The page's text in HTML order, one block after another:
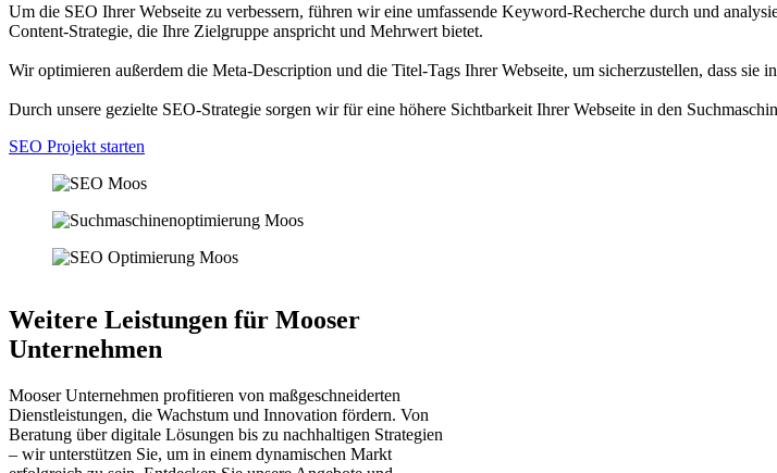
Um die SEO Ihrer Webseite zu verbessern, führen wir eine umfassende Keyword-Recherche durch und
Content-Strategie, die Ihre Zielgruppe anspricht und Mehrwert bietet.
Wir optimieren außerdem die Meta-Description und die Titel-Tags Ihrer Webseite, um sicherzustellen, dass
Durch unsere gezielte SEO-Strategie sorgen wir für eine höhere Sichtbarkeit Ihrer Webseite in den
SEO Projekt starten
Weitere Leistungen für Mooser
Unternehmen
Mooser Unternehmen profitieren von maßgeschneiderten
Dienstleistungen, die Wachstum und Innovation fördern. Von
Beratung über digitale Lösungen bis zu nachhaltigen Strategien
– wir unterstützen Sie, um in einem dynamischen Markt